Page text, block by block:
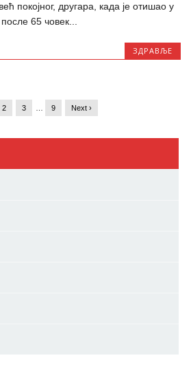
покојног, другара, када је отишао у
после 65 човек...
ЗДРАВЉЕ
2 3 9 Next ›